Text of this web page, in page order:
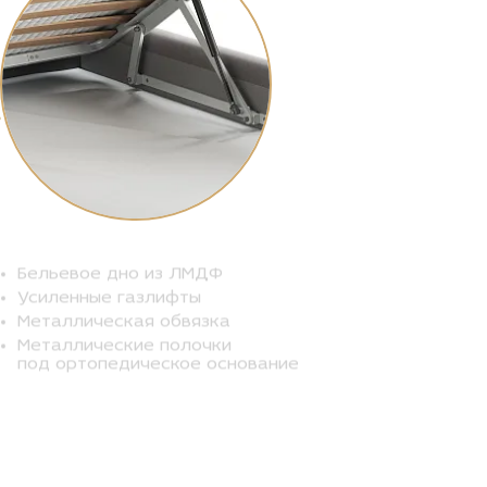
Усиленные газлифты
Металлическая обвязка
Металлические полочки
под ортопедическое основание